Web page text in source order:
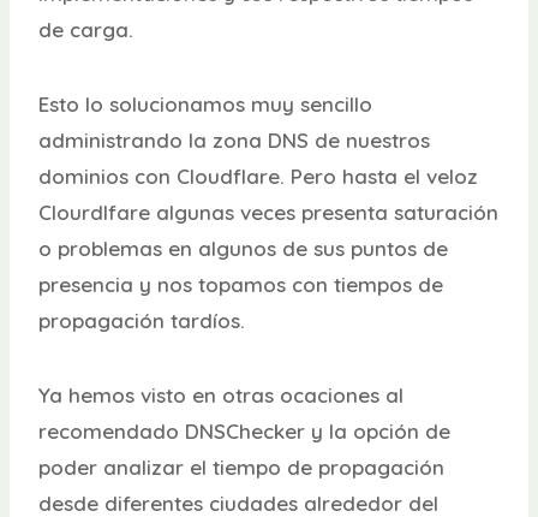
de carga.
Esto lo solucionamos muy sencillo
administrando la zona DNS de nuestros
dominios con Cloudflare. Pero hasta el veloz
Clourdlfare algunas veces presenta saturación
o problemas en algunos de sus puntos de
presencia y nos topamos con tiempos de
propagación tardíos.
Ya hemos visto en otras ocaciones al
recomendado DNSChecker y la opción de
poder analizar el tiempo de propagación
desde diferentes ciudades alrededor del